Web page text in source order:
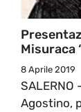
Misuraca
8 Aprile 2019
SALERNO
Agostino,